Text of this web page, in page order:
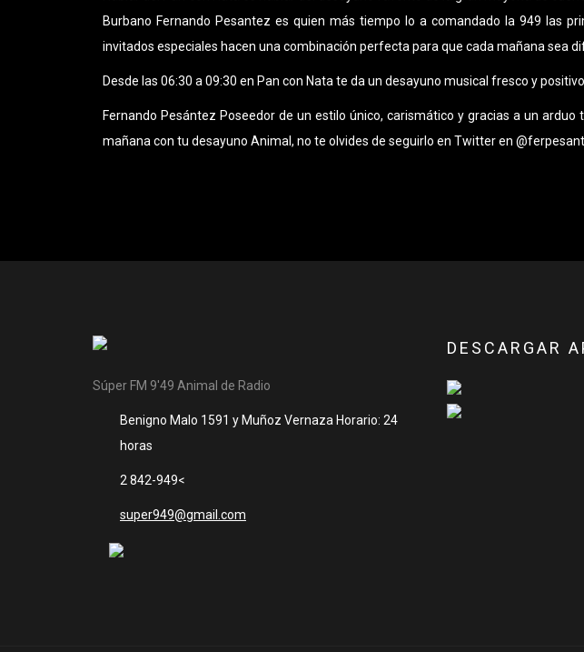
Burbano Fernando Pesantez es quien más tiempo lo a comandado la 949 las
invitados especiales hacen una combinación perfecta para que cada mañana sea
Desde las 06:30 a 09:30 en Pan con Nata te da un desayuno musical fresco y
Fernando Pesántez Poseedor de un estilo único, carismático y gracias a un
mañana con tu desayuno Animal, no te olvides de seguirlo en Twitter en
Súper FM 9'49 Animal de Radio
Benigno Malo 1591 y Muñoz Vernaza Horario: 24
horas
2 842-949<
super949@gmail.com
DESCARGAR